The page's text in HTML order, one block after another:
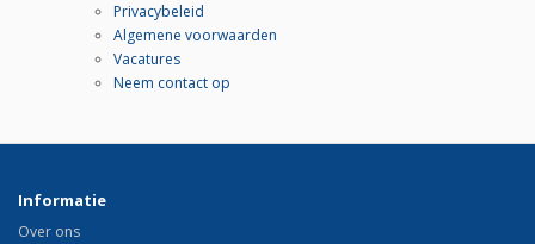
Privacybeleid
Algemene voorwaarden
Vacatures
Neem contact op
Informatie
Over ons